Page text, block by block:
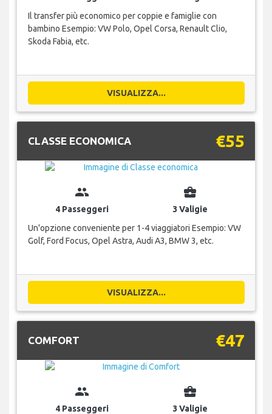
Il transfer più economico per coppie e famiglie con
bambino Esempio: VW Polo, Opel Corsa, Renault Clio,
Skoda Fabia, etc.
VISUALIZZA...
CLASSE ECONOMICA €55
group
4 Passeggeri
business_center
3 Valigie
Un'opzione conveniente per 1-4 viaggiatori Esempio: VW
Golf, Ford Focus, Opel Astra, Audi A3, BMW 3, etc.
VISUALIZZA...
COMFORT €47
group
4 Passeggeri
business_center
3 Valigie